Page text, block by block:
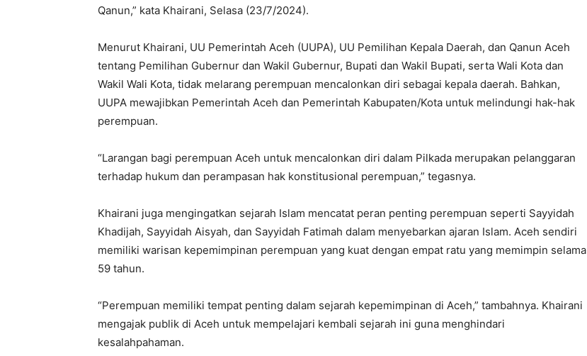
Qanun,” kata Khairani, Selasa (23/7/2024).
Menurut Khairani, UU Pemerintah Aceh (UUPA), UU Pemilihan Kepala Daerah, dan Qanun Aceh
tentang Pemilihan Gubernur dan Wakil Gubernur, Bupati dan Wakil Bupati, serta Wali Kota dan
Wakil Wali Kota, tidak melarang perempuan mencalonkan diri sebagai kepala daerah. Bahkan,
UUPA mewajibkan Pemerintah Aceh dan Pemerintah Kabupaten/Kota untuk melindungi hak-hak
perempuan.
“Larangan bagi perempuan Aceh untuk mencalonkan diri dalam Pilkada merupakan pelanggaran
terhadap hukum dan perampasan hak konstitusional perempuan,” tegasnya.
Khairani juga mengingatkan sejarah Islam mencatat peran penting perempuan seperti Sayyidah
Khadijah, Sayyidah Aisyah, dan Sayyidah Fatimah dalam menyebarkan ajaran Islam. Aceh sendiri
memiliki warisan kepemimpinan perempuan yang kuat dengan empat ratu yang memimpin selama
59 tahun.
“Perempuan memiliki tempat penting dalam sejarah kepemimpinan di Aceh,” tambahnya. Khairani
mengajak publik di Aceh untuk mempelajari kembali sejarah ini guna menghindari
kesalahpahaman.